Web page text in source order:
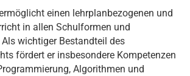
einen lehrplanbezogenen und
in allen Schulformen und
wichtiger Bestandteil des
fördert er insbesondere Kompetenzen
Algorithmen und